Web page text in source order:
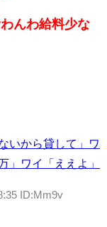
んわ給料少な
いから貸して」ワ
」ワイ「ええよ」
ID:Mm9v